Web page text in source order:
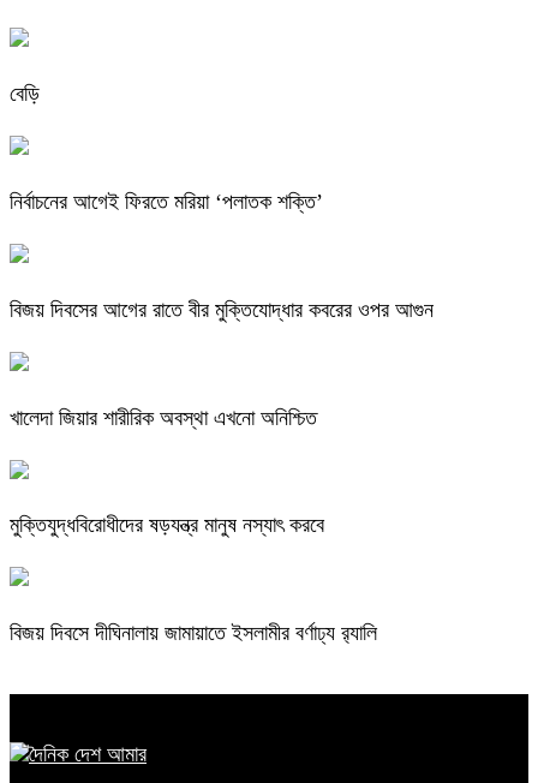
বেড়ি
নির্বাচনের আগেই ফিরতে মরিয়া ‘পলাতক শক্তি’
বিজয় দিবসের আগের রাতে বীর মুক্তিযোদ্ধার কবরের ওপর আগুন
খালেদা জিয়ার শারীরিক অবস্থা এখনো অনিশ্চিত
মুক্তিযুদ্ধবিরোধীদের ষড়যন্ত্র মানুষ নস্যাৎ করবে
বিজয় দিবসে দীঘিনালায় জামায়াতে ইসলামীর বর্ণাঢ্য র‍্যালি